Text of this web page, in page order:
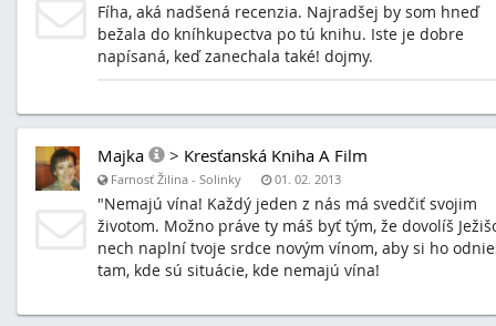
Fíha, aká nadšená recenzia. Najradšej by som hneď
bežala do kníhkupectva po tú knihu. Iste je dobre
napísaná, keď zanechala také! dojmy.
Majka > Kresťanská Kniha A Film
Farnosť Žilina - Solinky 01. 02. 2013
"Nemajú vína! Každý jeden z nás má svedčiť svojim
životom. Možno práve ty máš byť tým, že dovolíš
nech naplní tvoje srdce novým vínom, aby si ho
tam, kde sú situácie, kde nemajú vína!